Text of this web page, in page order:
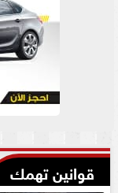
قوانين تهمك